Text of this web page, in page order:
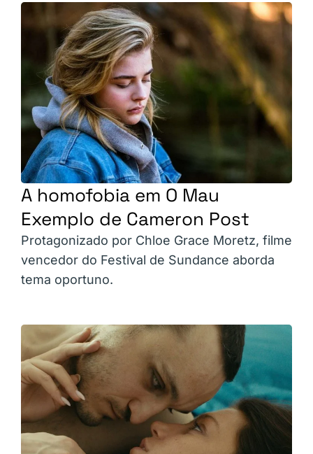
A homofobia em O Mau
Exemplo de Cameron Post
Protagonizado por Chloe Grace Moretz, filme
vencedor do Festival de Sundance aborda
tema oportuno.